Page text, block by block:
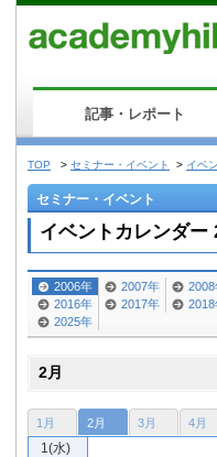
記事・レポート
TOP > セミナー・イベント > イベ
セミナー・イベント
イベントカレンダー
2006年 2007年 2008
2016年
2017年 2018
2025年
2月
1月 2月 3月 4月
1(水)